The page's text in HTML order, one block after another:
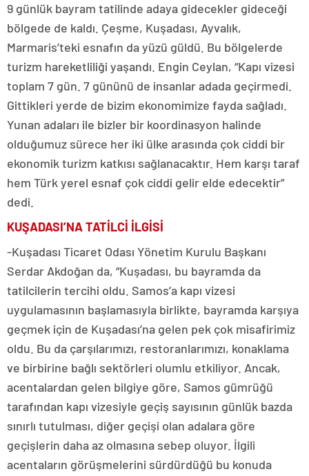
9 günlük bayram tatilinde adaya gidecekler gideceği
bölgede de kaldı. Çeşme, Kuşadası, Ayvalık,
Marmaris’teki esnafın da yüzü güldü. Bu bölgelerde
turizm hareketliliği yaşandı. Engin Ceylan, “Kapı vizesi
toplam 7 gün. 7 gününü de insanlar adada geçirmedi.
Gittikleri yerde de bizim ekonomimize fayda sağladı.
Yunan adaları ile bizler bir koordinasyon halinde
olduğumuz sürece her iki ülke arasında çok ciddi bir
ekonomik turizm katkısı sağlanacaktır. Hem karşı taraf
hem Türk yerel esnaf çok ciddi gelir elde edecektir”
dedi.
KUŞADASI’NA TATİLCİ İLGİSİ
-Kuşadası Ticaret Odası Yönetim Kurulu Başkanı
Serdar Akdoğan da, “Kuşadası, bu bayramda da
tatilcilerin tercihi oldu. Samos’a kapı vizesi
uygulamasının başlamasıyla birlikte, bayramda karşıya
geçmek için de Kuşadası’na gelen pek çok misafirimiz
oldu. Bu da çarşılarımızı, restoranlarımızı, konaklama
ve birbirine bağlı sektörleri olumlu etkiliyor. Ancak,
acentalardan gelen bilgiye göre, Samos gümrüğü
tarafından kapı vizesiyle geçiş sayısının günlük bazda
sınırlı tutulması, diğer geçişi olan adalara göre
geçişlerin daha az olmasına sebep oluyor. İlgili
acentaların görüşmelerini sürdürdüğü bu konuda